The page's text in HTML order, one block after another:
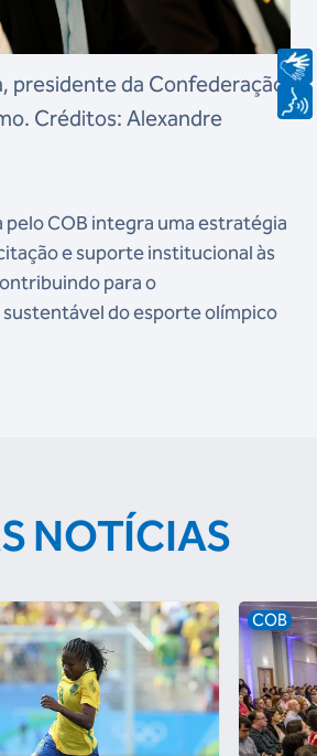
presidente da Confederação
Créditos: Alexandre
pelo COB integra uma estratégia
e suporte institucional às
para o
do esporte olímpico
NOTÍCIAS
COB